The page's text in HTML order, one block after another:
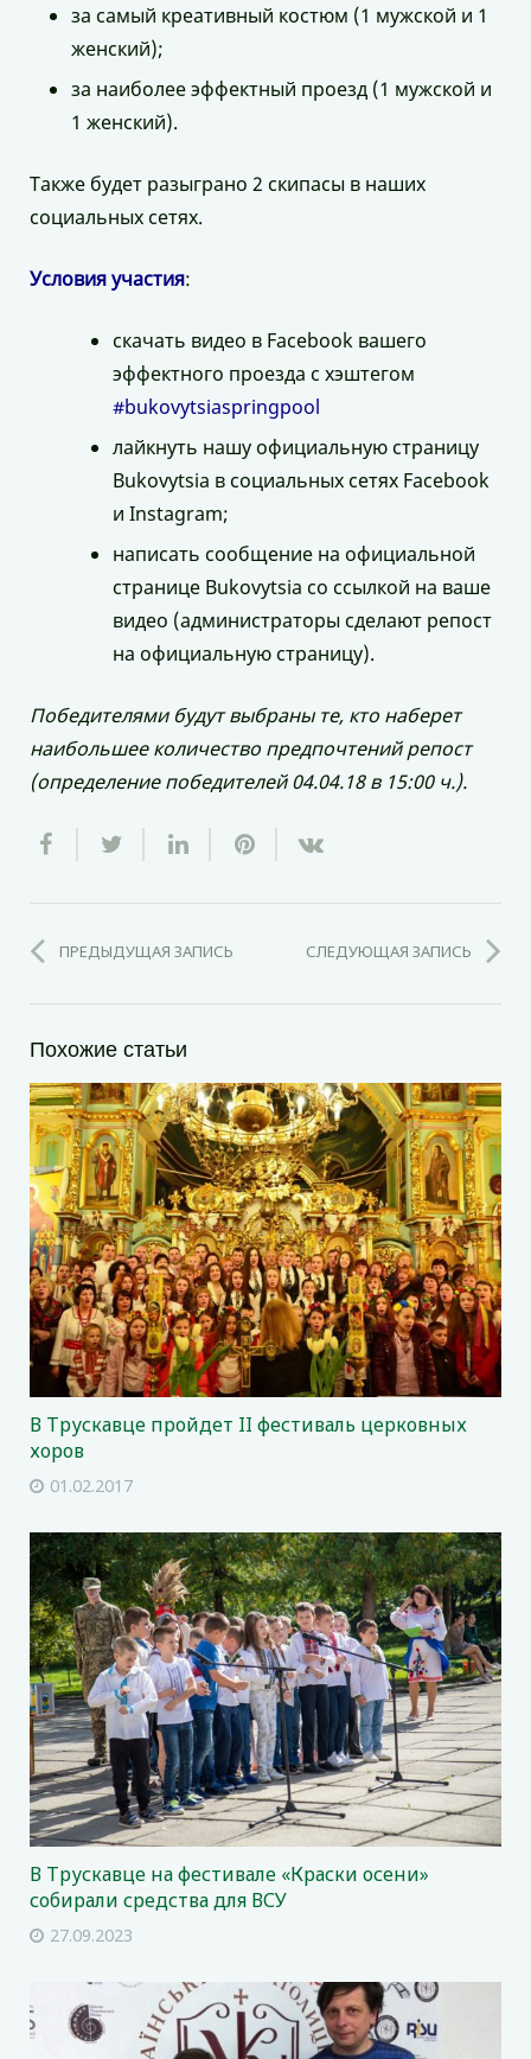
за самый креативный костюм (1 мужской и 1
женский);
за наиболее эффектный проезд (1 мужской и
1 женский).
Также будет разыграно 2 скипасы в наших
социальных сетях.
Условия участия:
скачать видео в Facebook вашего
эффектного проезда с хэштегом
#bukovytsiaspringpool
лайкнуть нашу официальную страницу
Bukovytsia в социальных сетях Facebook
и Instagram;
написать сообщение на официальной
странице Bukovytsia со ссылкой на ваше
видео (администраторы сделают репост
на официальную страницу).
Победителями будут выбраны те, кто наберет
наибольшее количество предпочтений репост
(определение победителей 04.04.18 в 15:00 ч.).
ПРЕДЫДУЩАЯ ЗАПИСЬ СЛЕДУЮЩАЯ ЗАПИСЬ
Похожие статьи
В Трускавце пройдет II фестиваль церковных
хоров
01.02.2017
В Трускавце на фестивале «Краски осени»
собирали средства для ВСУ
27.09.2023